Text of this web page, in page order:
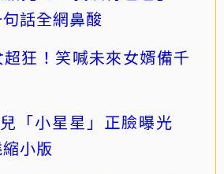
話全網鼻酸
狂！笑喊未來女婿備千
「小星星」正臉曝光
小版